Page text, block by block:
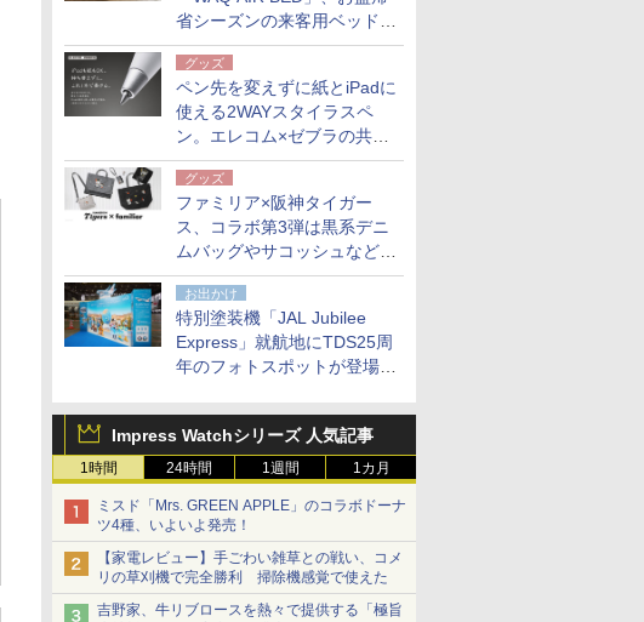
省シーズンの来客用ベッドに
も。使用後は収納バッグでコ
ンパクトに保管
グッズ
ペン先を変えずに紙とiPadに
使える2WAYスタイラスペ
ン。エレコム×ゼブラの共同
開発
グッズ
ファミリア×阪神タイガー
ス、コラボ第3弾は黒系デニ
ムバッグやサコッシュなど6
点。8月21日オンラインスト
アで発売
お出かけ
特別塗装機「JAL Jubilee
Express」就航地にTDS25周
年のフォトスポットが登場。
Impress Watchシリーズ 人気記事
1時間 24時間 1週間 1カ月
ミスド「Mrs. GREEN APPLE」のコラボドーナ
ツ4種、いよいよ発売！
【家電レビュー】手ごわい雑草との戦い、コメ
リの草刈機で完全勝利 掃除機感覚で使えた
吉野家、牛リブロースを熱々で提供する「極旨